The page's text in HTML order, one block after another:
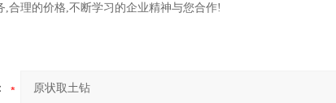
,合理的价格,不断学习的企业精神与您合作!